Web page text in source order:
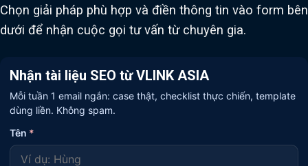
Chọn giải pháp phù hợp và điền thông tin vào form bên
dưới để nhận cuộc gọi tư vấn từ chuyên gia.
Nhận tài liệu SEO từ VLINK ASIA
Mỗi tuần 1 email ngắn: case thật, checklist thực chiến, template
dùng liền. Không spam.
Tên *